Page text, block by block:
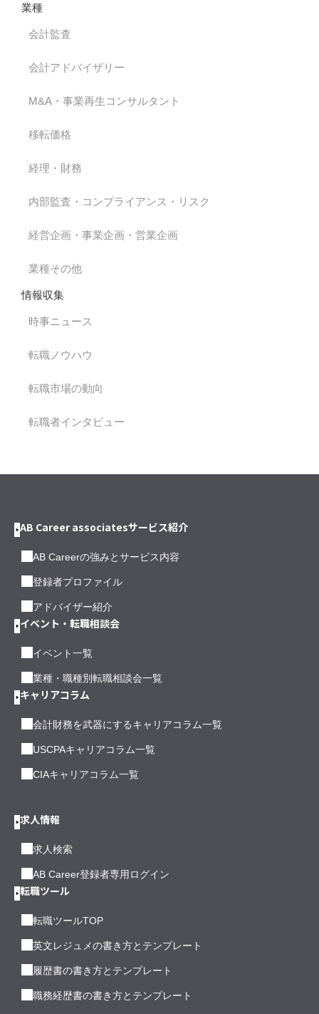
業種
会計監査
会計アドバイザリー
M&A・事業再生コンサルタント
移転価格
経理・財務
内部監査・コンプライアンス・リスク
経営企画・事業企画・営業企画
業種その他
情報収集
時事ニュース
転職ノウハウ
転職市場の動向
転職者インタビュー
AB Career associatesサービス紹介
AB Careerの強みとサービス内容
登録者プロファイル
アドバイザー紹介
イベント・転職相談会
イベント一覧
業種・職種別転職相談会一覧
キャリアコラム
会計財務を武器にするキャリアコラム一覧
USCPAキャリアコラム一覧
CIAキャリアコラム一覧
求人情報
求人検索
AB Career登録者専用ログイン
転職ツール
転職ツールTOP
英文レジュメの書き方とテンプレート
履歴書の書き方とテンプレート
職務経歴書の書き方とテンプレート